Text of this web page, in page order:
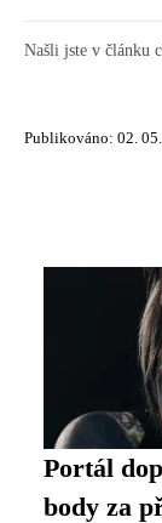
Našli jste v článku
Publikováno: 02.
Portál
body za